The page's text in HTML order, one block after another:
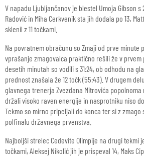
V napadu Ljubljančanov je blestel Umoja Gibson s
Radović in Miha Cerkvenik sta jih dodala po 13,
sklenil z 11 točkami.
Na povratnem obračunu so Zmaji od prve minute
vprašanje zmagovalca praktično rešili že v prvem
desetih minutah so vodili s 31:24, ob odhodu na
prednost znašala že 12 točk (55:43). V drugem
glavnega trenerja Zvezdana Mitrovića
držali visoko raven energije in nasprotniku niso
Tekmo so mirno pripeljali do konca ter si z zmago
polfinalu državnega prvenstva.
Najboljši strelec Cedevite Olimpije na drugi tekmi
točkami, Aleksej Nikolić jih je prispeval 14, Maks